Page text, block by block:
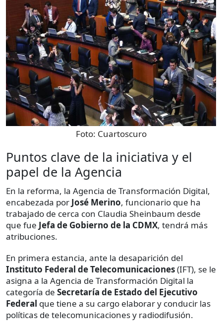
Foto: Cuartoscuro
Puntos clave de la iniciativa y el
papel de la Agencia
En la reforma, la Agencia de Transformación Digital,
encabezada por José Merino, funcionario que ha
trabajado de cerca con Claudia Sheinbaum desde
que fue Jefa de Gobierno de la CDMX, tendrá más
atribuciones.
En primera estancia, ante la desaparición del
Instituto Federal de Telecomunicaciones(IFT), se le
asigna a la Agencia de Transformación Digital la
categoría de Secretaría de Estado del Ejecutivo
Federal que tiene a su cargo elaborar y conducir las
políticas de telecomunicaciones y radiodifusión.